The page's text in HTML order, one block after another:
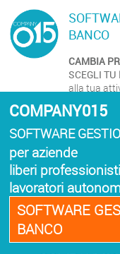
BANCO
CAMBIA
SCEGLI TU
alla tua
COMPANY015
SOFTWARE
per aziende
liberi professionisti
lavoratori
SOFTWARE
BANCO